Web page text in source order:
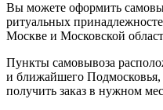
Вы можете оформить
ритуальных
Москве и Московской
Пункты самовывоза
и ближайшего Подмосковья,
получить заказ в нужном